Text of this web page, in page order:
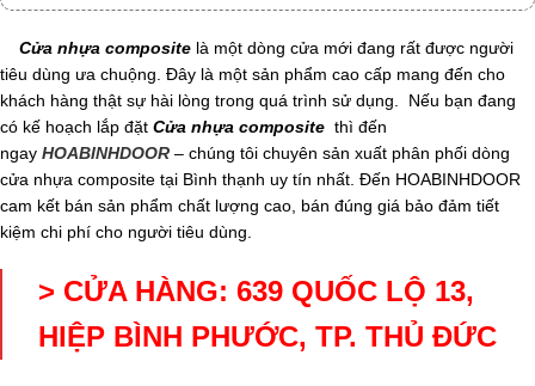
Cửa nhựa composite là một dòng cửa mới đang rất được người
tiêu dùng ưa chuộng. Đây là một sản phẩm cao cấp mang đến cho
khách hàng thật sự hài lòng trong quá trình sử dụng. Nếu bạn đang
có kế hoạch lắp đặt Cửa nhựa composite thì đến
ngay HOABINHDOOR – chúng tôi chuyên sản xuất phân phối dòng
cửa nhựa composite tại Bình thạnh uy tín nhất. Đến HOABINHDOOR
cam kết bán sản phẩm chất lượng cao, bán đúng giá bảo đảm tiết
kiệm chi phí cho người tiêu dùng.
> CỬA HÀNG: 639 QUỐC LỘ 13,
HIỆP BÌNH PHƯỚC, TP. THỦ ĐỨC